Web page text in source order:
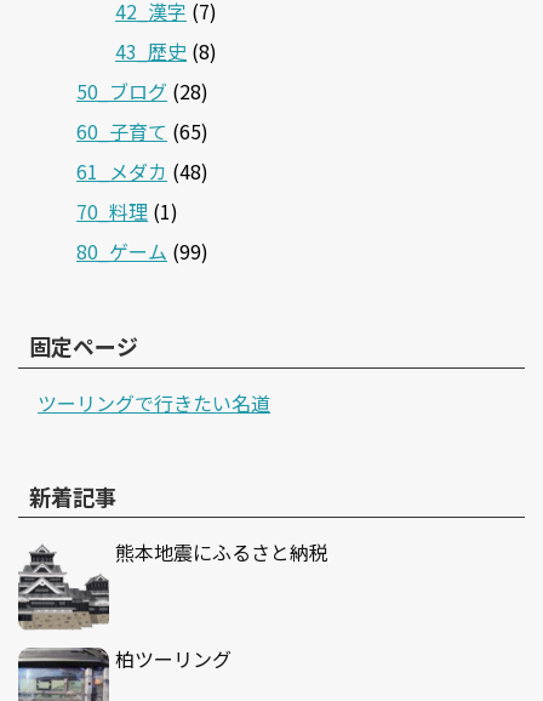
42_漢字 (7)
43_歴史 (8)
50_ブログ (28)
60_子育て (65)
61_メダカ (48)
70_料理 (1)
80_ゲーム (99)
固定ページ
ツーリングで行きたい名道
新着記事
熊本地震にふるさと納税
柏ツーリング